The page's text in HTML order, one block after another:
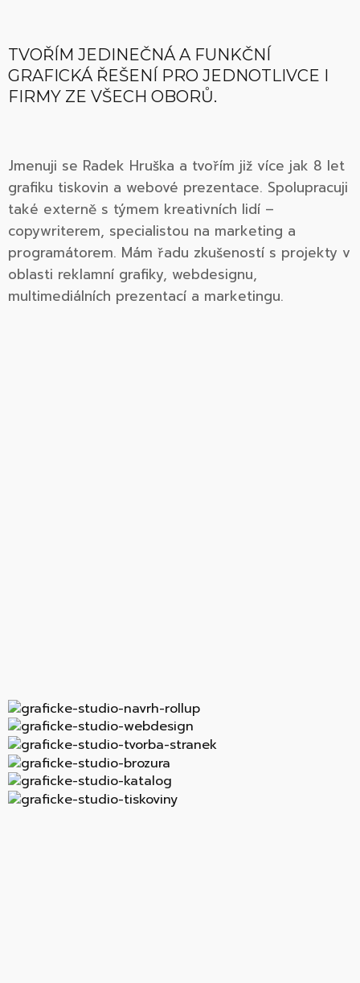
TVOŘÍM JEDINEČNÁ A FUNKČNÍ
GRAFICKÁ ŘEŠENÍ PRO JEDNOTLIVCE I
FIRMY ZE VŠECH OBORŮ.
Jmenuji se Radek Hruška a tvořím již více jak 8 let
grafiku tiskovin a webové prezentace. Spolupracuji
také externě s týmem kreativních lidí –
copywriterem, specialistou na marketing a
programátorem. Mám řadu zkušeností s projekty v
oblasti reklamní grafiky, webdesignu,
multimediálních prezentací a marketingu.